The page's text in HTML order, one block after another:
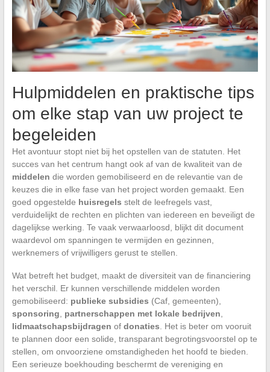
Hulpmiddelen en praktische tips
om elke stap van uw project te
begeleiden
Het avontuur stopt niet bij het opstellen van de statuten. Het
succes van het centrum hangt ook af van de kwaliteit van de
middelen die worden gemobiliseerd en de relevantie van de
keuzes die in elke fase van het project worden gemaakt. Een
goed opgestelde huisregels stelt de leefregels vast,
verduidelijkt de rechten en plichten van iedereen en beveiligt de
dagelijkse werking. Te vaak verwaarloosd, blijkt dit document
waardevol om spanningen te vermijden en gezinnen,
werknemers of vrijwilligers gerust te stellen.
Wat betreft het budget, maakt de diversiteit van de financiering
het verschil. Er kunnen verschillende middelen worden
gemobiliseerd: publieke subsidies (Caf, gemeenten),
sponsoring
partnerschappen met lokale bedrijven
lidmaatschapsbijdragen of donaties . Het is beter om vooruit
te plannen door een solide, transparant begrotingsvoorstel op te
stellen, om onvoorziene omstandigheden het hoofd te bieden.
Een serieuze boekhouding beschermt de vereniging en